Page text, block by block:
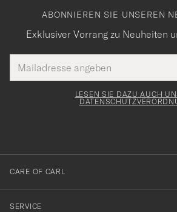
ABONNIEREN SIE UNSEREN
Exklusiver Vorrang zu Neuheiten
Mail
Adresse
Tack
för
dig
till
vårt
nyhetsbrev!
LESEN SIE DAZU AUCH
CARE OF CARL
SERVICE